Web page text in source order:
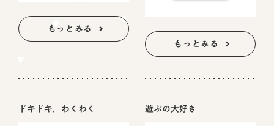
もっとみる
もっとみる
ドキドキ，わくわく 遊ぶの大好き